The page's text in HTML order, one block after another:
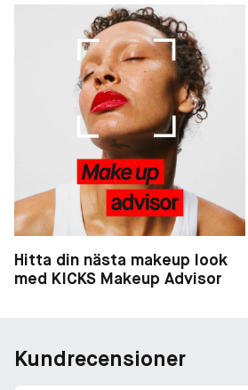
Hitta din nästa makeup look
med KICKS Makeup Advisor
Kundrecensioner